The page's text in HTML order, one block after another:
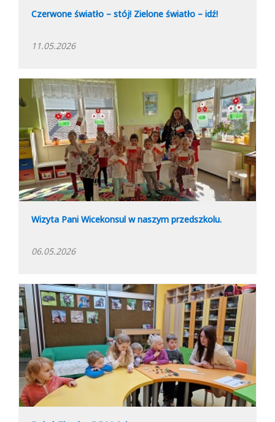
Czerwone światło – stój! Zielone światło – idź!
11.05.2026
Wizyta Pani Wicekonsul w naszym przedszkolu.
06.05.2026